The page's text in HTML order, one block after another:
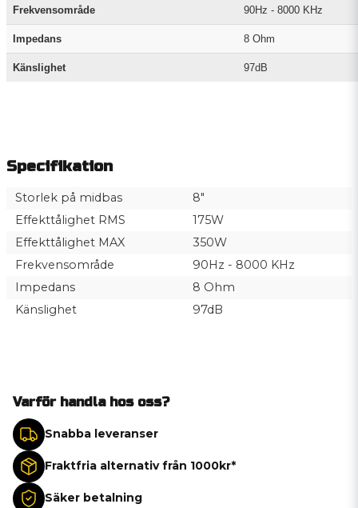
Frekvensområde 90Hz - 8000 KHz
Impedans 8 Ohm
Känslighet 97dB
Specifikation
Storlek på midbas
8"
Effekttålighet RMS
175W
Effekttålighet MAX
350W
Frekvensområde
90Hz - 8000 KHz
Impedans
8 Ohm
Känslighet
97dB
Varför handla hos oss?
Snabba leveranser
Fraktfria alternativ från 1000kr*
Säker betalning